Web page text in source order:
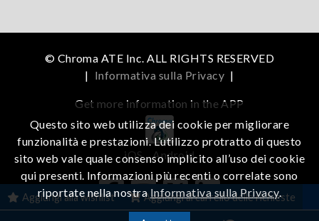
Aggiungi alla wishlist Aggiungi al carrello delle richieste
© Chroma ATE Inc. ALL RIGHTS RESERVED
| Informativa sulla Privacy |
Get more information in the APP
iOS Android
Questo sito web utilizza dei cookie per migliorare
funzionalità e prestazioni. L’utilizzo protratto di questo
sito web vale quale consenso implicito all’uso dei cookie
qui presenti. Informazioni più recenti o correlate sono
riportate nella nostraInformativa sulla Privacy.